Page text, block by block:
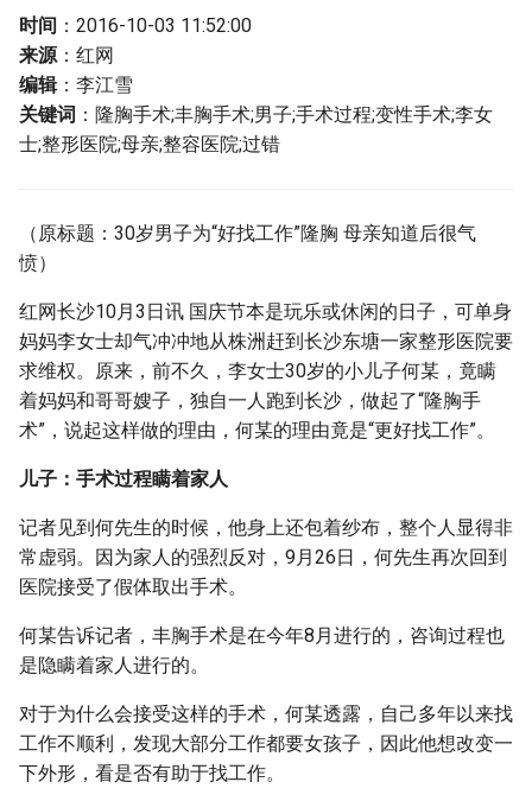
时间 ：2016-10-03 11:52:00
来源：红网
编辑：李江雪
关键词 ：隆胸手术;丰胸手术;男子;手术过程;变性手术;李女
士;整形医院;母亲;整容医院;过错
（原标题：30岁男子为“好找工作”隆胸 母亲知道后很气
愤）
红网长沙10月3日讯 国庆节本是玩乐或休闲的日子，可单身
妈妈李女士却气冲冲地从株洲赶到长沙东塘一家整形医院要
求维权。原来，前不久，李女士30岁的小儿子何某，竟瞒
着妈妈和哥哥嫂子，独自一人跑到长沙，做起了“隆胸手
术”，说起这样做的理由，何某的理由竟是“更好找工作”。
儿子：手术过程瞒着家人
记者见到何先生的时候，他身上还包着纱布，整个人显得非
常虚弱。因为家人的强烈反对，9月26日，何先生再次回到
医院接受了假体取出手术。
何某告诉记者，丰胸手术是在今年8月进行的，咨询过程也
是隐瞒着家人进行的。
对于为什么会接受这样的手术，何某透露，自己多年以来找
工作不顺利，发现大部分工作都要女孩子，因此他想改变一
下外形，看是否有助于找工作。